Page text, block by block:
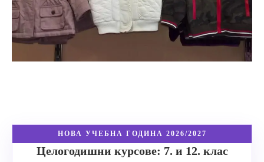
НОВА УЧЕБНА ГОДИНА 2026/2027
Целогодишни курсове: 7. и 12. клас